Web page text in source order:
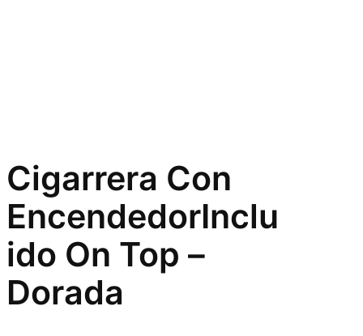
Cigarrera Con
EncendedorInclu
ido On Top –
Dorada